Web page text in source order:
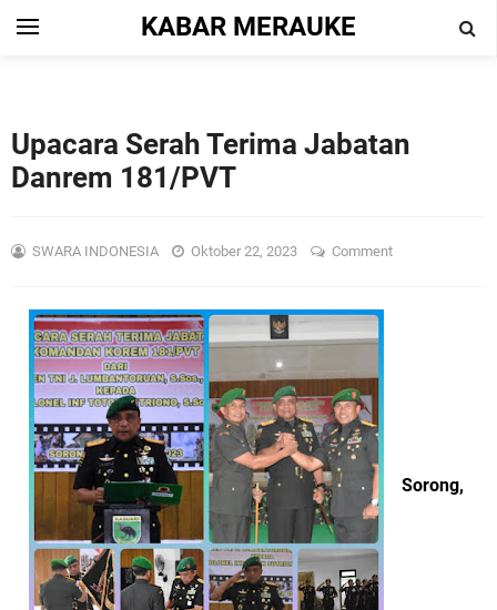
KABAR MERAUKE
Upacara Serah Terima Jabatan
Danrem 181/PVT
SWARA INDONESIA Oktober 22, 2023 Comment
Sorong,